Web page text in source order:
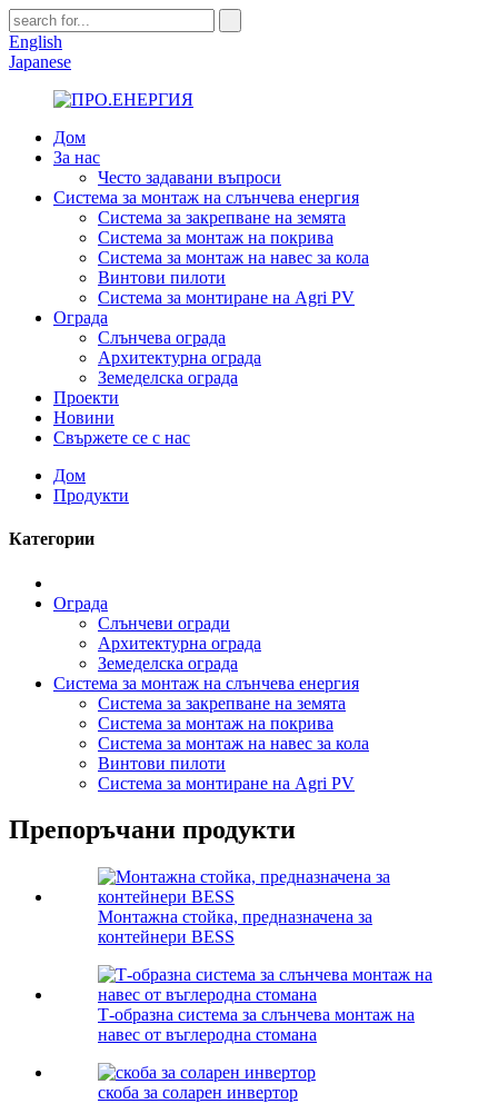
English
Japanese
Дом
За нас
Често задавани въпроси
Система за монтаж на слънчева енергия
Система за закрепване на земята
Система за монтаж на покрива
Система за монтаж на навес за кола
Винтови пилоти
Система за монтиране на Agri PV
Ограда
Слънчева ограда
Архитектурна ограда
Земеделска ограда
Проекти
Новини
Свържете се с нас
Дом
Продукти
Категории
Ограда
Слънчеви огради
Архитектурна ограда
Земеделска ограда
Система за монтаж на слънчева енергия
Система за закрепване на земята
Система за монтаж на покрива
Система за монтаж на навес за кола
Винтови пилоти
Система за монтиране на Agri PV
Препоръчани продукти
Монтажна стойка, предназначена за
контейнери BESS
Т-образна система за слънчева монтаж на
навес от въглеродна стомана
скоба за соларен инвертор